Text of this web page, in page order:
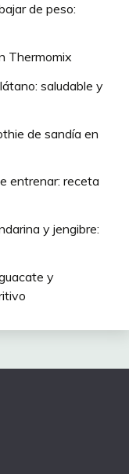
de peso:
Thermomix
saludable y
de sandía en
entrenar: receta
y jengibre:
y